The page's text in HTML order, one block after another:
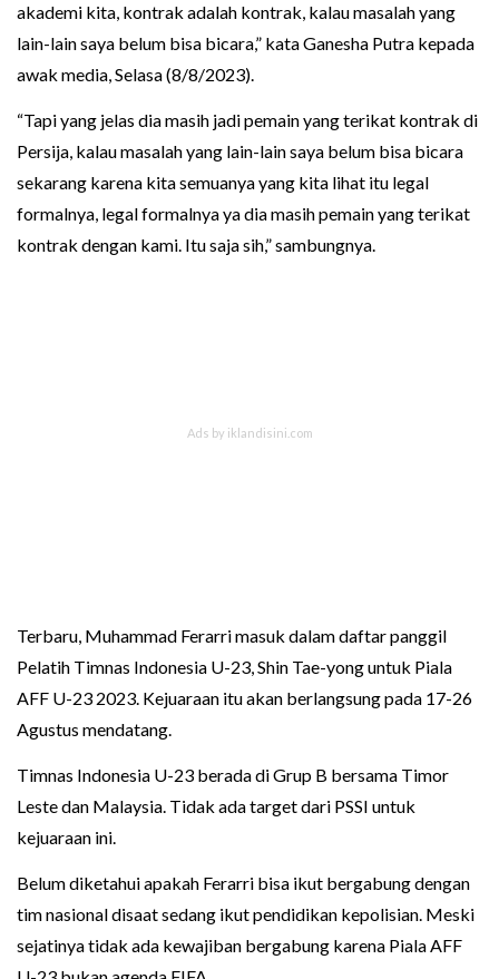
akademi kita, kontrak adalah kontrak, kalau masalah yang
lain-lain saya belum bisa bicara,” kata Ganesha Putra kepada
awak media, Selasa (8/8/2023).
“Tapi yang jelas dia masih jadi pemain yang terikat kontrak di
Persija, kalau masalah yang lain-lain saya belum bisa bicara
sekarang karena kita semuanya yang kita lihat itu legal
formalnya, legal formalnya ya dia masih pemain yang terikat
kontrak dengan kami. Itu saja sih,” sambungnya.
Terbaru, Muhammad Ferarri masuk dalam daftar panggil
Pelatih Timnas Indonesia U-23, Shin Tae-yong untuk Piala
AFF U-23 2023. Kejuaraan itu akan berlangsung pada 17-26
Agustus mendatang.
Timnas Indonesia U-23 berada di Grup B bersama Timor
Leste dan Malaysia. Tidak ada target dari PSSI untuk
kejuaraan ini.
Belum diketahui apakah Ferarri bisa ikut bergabung dengan
tim nasional disaat sedang ikut pendidikan kepolisian. Meski
sejatinya tidak ada kewajiban bergabung karena Piala AFF